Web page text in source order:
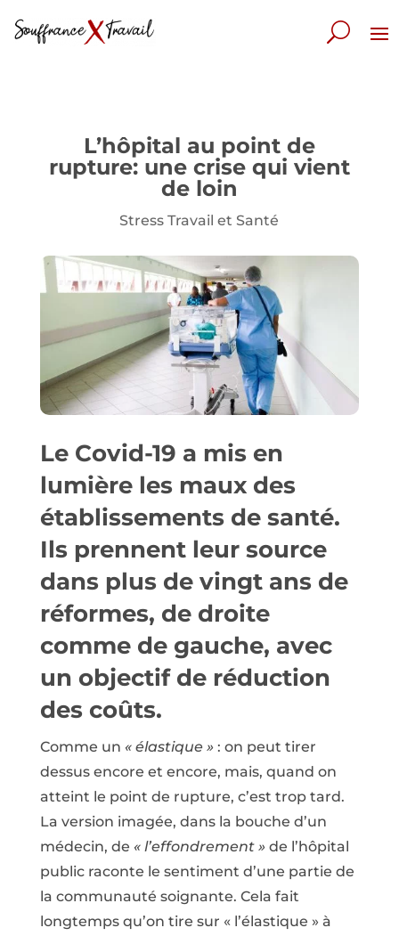
L’hôpital au point de
rupture: une crise qui vient
de loin
Stress Travail et Santé
Le Covid-19 a mis en
lumière les maux des
établissements de santé.
Ils prennent leur source
dans plus de vingt ans de
réformes, de droite
comme de gauche, avec
un objectif de réduction
des coûts.
Comme un « élastique »: on peut tirer
dessus encore et encore, mais, quand on
atteint le point de rupture, c’est trop tard.
La version imagée, dans la bouche d’un
médecin, de « l’effondrement »de l’hôpital
public raconte le sentiment d’une partie de
la communauté soignante. Cela fait
longtemps qu’on tire sur « l’élastique » à